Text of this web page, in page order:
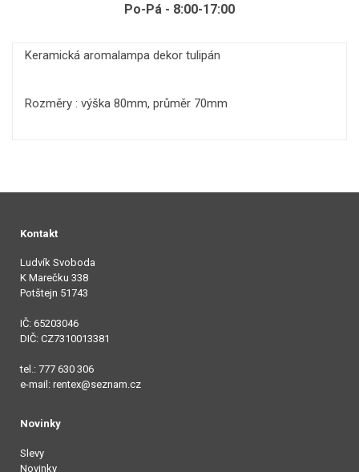
Po-Pá - 8:00-17:00
Keramická aromalampa dekor tulipán
Rozměry : výška 80mm, průměr 70mm
Kontakt
Ludvík Svoboda
K Marečku 338
Potštejn 51743
IČ: 65203046
DIČ: CZ7310013381
tel.: 777 630 306
e-mail: rentex@seznam.cz
Novinky
Slevy
Novinky